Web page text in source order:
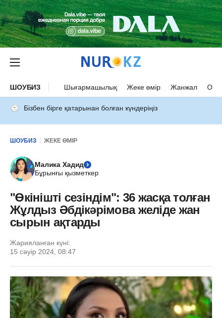
ШОУБИЗ Шығармашылық Жеке өмір Жанжал
Бізбен бірге қатарынан болған күндеріңіз
ШОУБИЗ ЖЕКЕ ӨМІР
Малика Хадид
Бұрынғы қызметкер
"Өкінішті сезіндім": 36 жасқа толған
Жұлдыз Әбдікәрімова желіде жан
сырын ақтарды
Жарияланған күні:
15 сәуір 2024, 08:47